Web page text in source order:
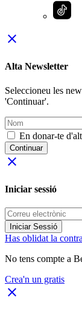
close
Alta Newsletter
Seleccioneu les
'Continuar'.
En donar-te
Continuar
close
Iniciar sessió
Iniciar Sessió
Has oblidat la
No tens compte a
Crea'n un gratis
close